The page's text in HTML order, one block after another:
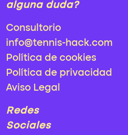
alguna duda?
Consultorio
info@tennis-hack.com
Política de cookies
Política de privacidad
Aviso Legal
Redes
Sociales